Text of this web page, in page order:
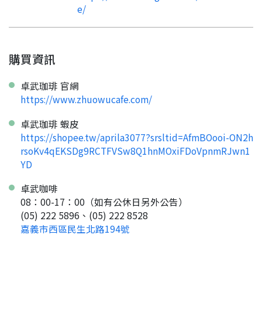
e/
購買資訊
卓武珈琲 官網
https://www.zhuowucafe.com/
卓武珈琲 蝦皮
https://shopee.tw/aprila3077?srsltid=AfmBOooi-ON2h
rsoKv4qEKSDg9RCTFVSw8Q1hnMOxiFDoVpnmRJwn1
YD
卓武咖啡
08：00-17：00（如有公休日另外公告）
(05) 222 5896、(05) 222 8528
嘉義市西區民生北路194號
只要驗證手機號碼就能完成註冊。
您要繼續嗎？
返回首頁
確認
返回首頁
直接申請